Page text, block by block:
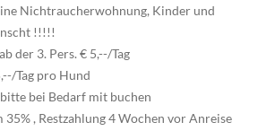
Nichtraucherwohnung, Kinder und
!!!!!
der 3. Pers. € 5,--/Tag
Tag pro Hund
bei Bedarf mit buchen
, Restzahlung 4 Wochen vor Anreise